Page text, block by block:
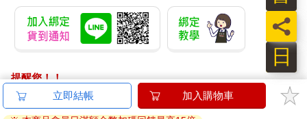
提醒您！！
金石堂及銀行均不會請您操作ATM! 如接獲電話要求您前往
ATM提款機，請不要聽從指示，以免受騙上當！
立即結帳 加入購物車
日
員